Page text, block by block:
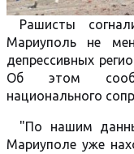
Рашисты
Мариуполь не
депрессивных
Об этом
национального
"По нашим
Мариуполе уже